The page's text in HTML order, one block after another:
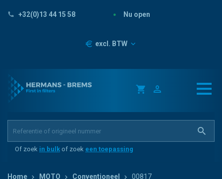
+32(0)13 44 15 58 Nu open
Prijzen
excl. BTW
Of zoek in bulk of zoek een toepassing
Home MOTO Conventioneel 00817